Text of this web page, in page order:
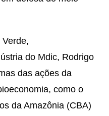
do Mdic, Rodrigo
das ações da
como o
da Amazônia (CBA)